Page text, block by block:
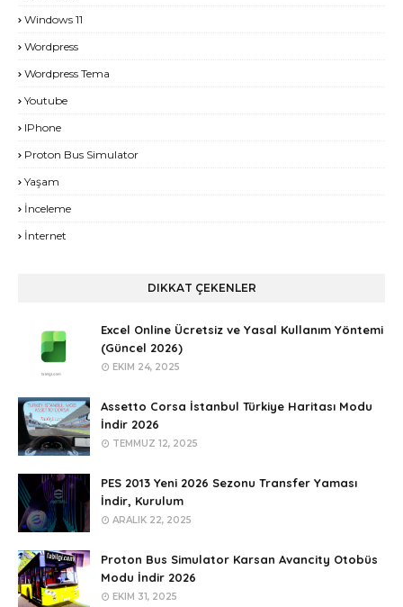
Windows 11
Wordpress
Wordpress Tema
Youtube
IPhone
Proton Bus Simulator
Yaşam
İnceleme
İnternet
DIKKAT ÇEKENLER
Excel Online Ücretsiz ve Yasal Kullanım Yöntemi
(Güncel 2026)
EKIM 24, 2025
Assetto Corsa İstanbul Türkiye Haritası Modu
İndir 2026
TEMMUZ 12, 2025
PES 2013 Yeni 2026 Sezonu Transfer Yaması
İndir, Kurulum
ARALIK 22, 2025
Proton Bus Simulator Karsan Avancity Otobüs
Modu İndir 2026
EKIM 31, 2025